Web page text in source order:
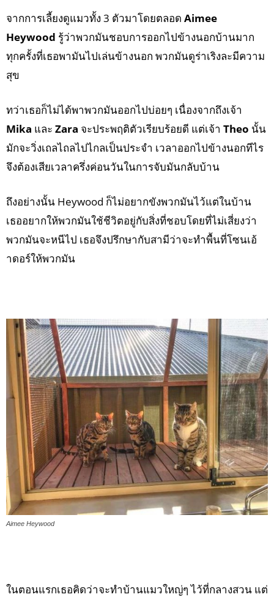
จากการเลี้ยงดูแมวทั้ง 3 ตัวมาโดยตลอด Aimee
Heywood รู้ว่าพวกมันชอบการออกไปข้างนอกบ้านมาก
ทุกครั้งที่เธอพามันไปเล่นข้างนอก พวกมันดูร่าเริงละมีความ
สุข
ทว่าเธอก็ไม่ได้พาพวกมันออกไปบ่อยๆ เนื่องจากถึงเจ้า
Mika และ Zara จะประพฤติตัวเรียบร้อยดี แต่เจ้า Theo นั้น
มักจะวิ่งเถลไถลไปไกลเป็นประจำ เวลาออกไปข้างนอกทีไร
จึงต้องเสียเวลาครึ่งค่อนวันในการจับมันกลับบ้าน
ถึงอย่างนั้น Heywood ก็ไม่อยากขังพวกมันไว้แต่ในบ้าน
เธออยากให้พวกมันใช้ชีวิตอยู่กับสิ่งที่ชอบโดยที่ไม่เสี่ยงว่า
พวกมันจะหนีไป เธอจึงปรึกษากับสามีว่าจะทำพื้นที่โซนเอ้
าดอร์ให้พวกมัน
Aimee Heywood
ในตอนแรกเธอคิดว่าจะทำบ้านแมวใหญ่ๆ ไว้ที่กลางสวน แต่